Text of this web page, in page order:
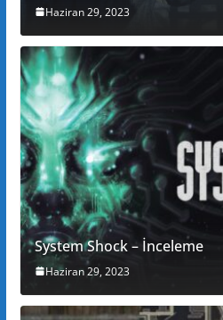
Haziran 29, 2023
System Shock – İnceleme
Haziran 29, 2023